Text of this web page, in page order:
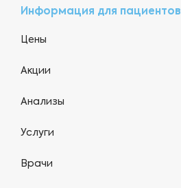
Информация для пациентов
Цены
Акции
Анализы
Услуги
Врачи